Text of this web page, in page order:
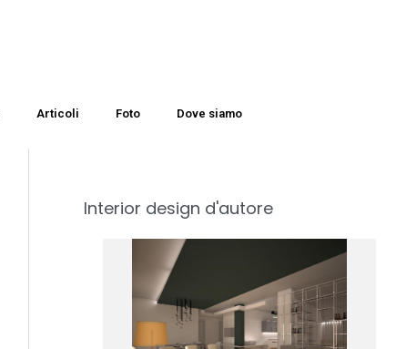
Articoli Foto Dove siamo
Interior design d'autore